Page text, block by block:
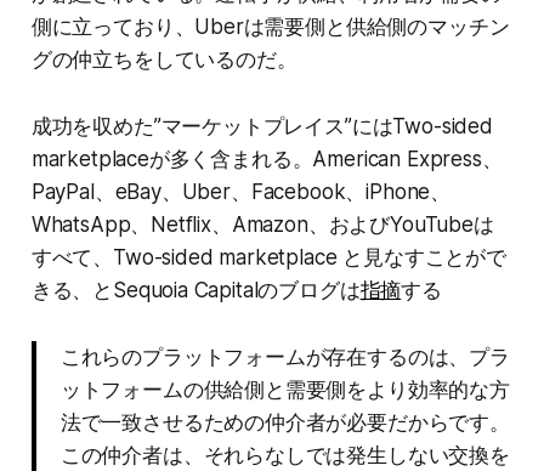
側に立っており、Uberは需要側と供給側のマッチン
グの仲立ちをしているのだ。
成功を収めた”マーケットプレイス”にはTwo-sided
marketplaceが多く含まれる。American Express、
PayPal、eBay、Uber、Facebook、iPhone、
WhatsApp、Netflix、Amazon、およびYouTubeは
すべて、Two-sided marketplace と見なすことがで
きる、とSequoia Capitalのブログは指摘する
これらのプラットフォームが存在するのは、プラ
ットフォームの供給側と需要側をより効率的な方
法で一致させるための仲介者が必要だからです。
この仲介者は、それらなしでは発生しない交換を